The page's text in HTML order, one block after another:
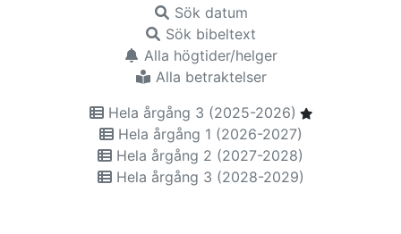
Sök datum
Sök bibeltext
Alla högtider/helger
Alla betraktelser
Hela årgång 3 (2025-2026)
Hela årgång 1 (2026-2027)
Hela årgång 2 (2027-2028)
Hela årgång 3 (2028-2029)